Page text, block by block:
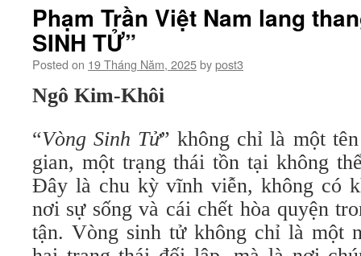
Phạm Trần Việt Nam lang
SINH TỬ”
Posted on 19 Tháng Năm, 2025bypost3
Ngô Kim-Khôi
“Vòng Sinh Tử” không chỉ là một
gian, một trạng thái tồn tại không
Đây là chu kỳ vĩnh viễn, không có
nơi sự sống và cái chết hòa quyện
tận. Vòng sinh tử không chỉ là một